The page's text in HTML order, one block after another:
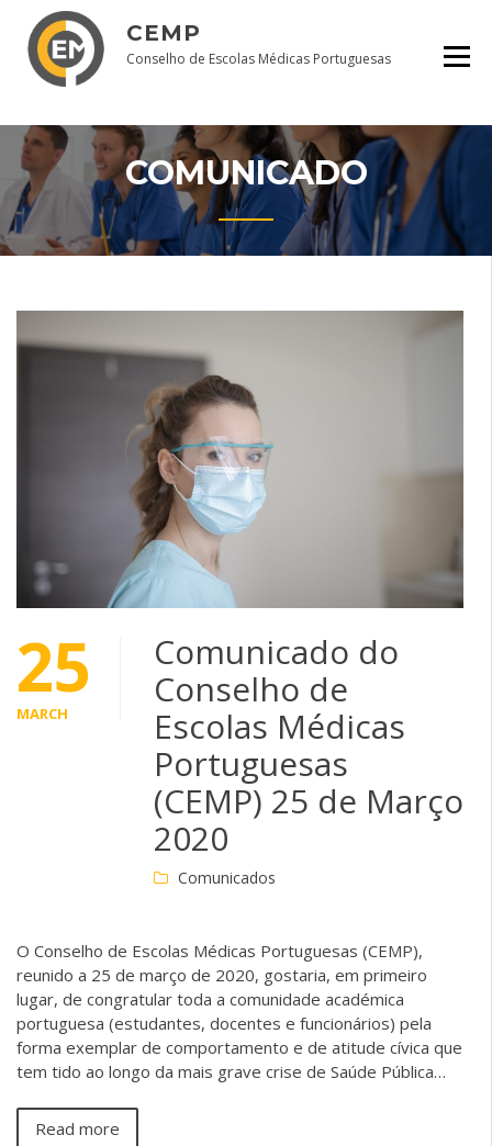
content
CEMP
Conselho de Escolas Médicas Portuguesas
COMUNICADO
25
MARCH
Comunicado do
Conselho de
Escolas Médicas
Portuguesas
(CEMP) 25 de Março
2020
Comunicados
O Conselho de Escolas Médicas Portuguesas (CEMP),
reunido a 25 de março de 2020, gostaria, em primeiro
lugar, de congratular toda a comunidade académica
portuguesa (estudantes, docentes e funcionários) pela
forma exemplar de comportamento e de atitude cívica que
tem tido ao longo da mais grave crise de Saúde Pública…
Read more